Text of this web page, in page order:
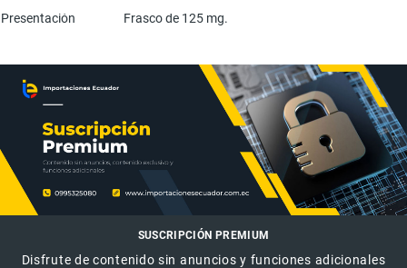
Presentación
Frasco de 125 mg.
SUSCRIPCIÓN PREMIUM
Disfrute de contenido sin anuncios y funciones adicionales